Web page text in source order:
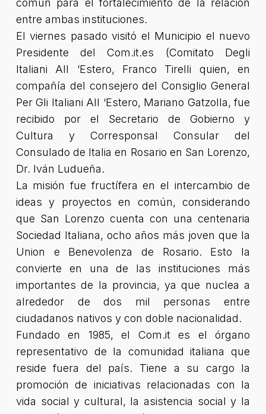
común para el fortalecimiento de la relación
entre ambas instituciones.
El viernes pasado visitó el Municipio el nuevo
Presidente del Com.it.es (Comitato Degli
Italiani All ‘Estero, Franco Tirelli quien, en
compañía del consejero del Consiglio General
Per Gli Italiani All ‘Estero, Mariano Gatzolla, fue
recibido por el Secretario de Gobierno y
Cultura y Corresponsal Consular del
Consulado de Italia en Rosario en San Lorenzo,
Dr. Iván Ludueña.
La misión fue fructífera en el intercambio de
ideas y proyectos en común, considerando
que San Lorenzo cuenta con una centenaria
Sociedad Italiana, ocho años más joven que la
Union e Benevolenza de Rosario. Esto la
convierte en una de las instituciones más
importantes de la provincia, ya que nuclea a
alrededor de dos mil personas entre
ciudadanos nativos y con doble nacionalidad.
Fundado en 1985, el Com.it es el órgano
representativo de la comunidad italiana que
reside fuera del país. Tiene a su cargo la
promoción de iniciativas relacionadas con la
vida social y cultural, la asistencia social y la